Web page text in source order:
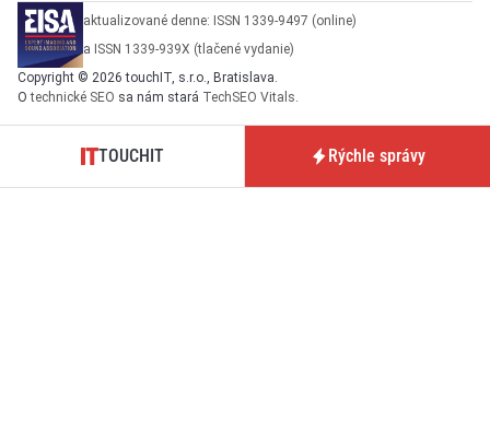
aktualizované denne: ISSN 1339-9497 (online)
a ISSN 1339-939X (tlačené vydanie)
Copyright © 2026 touchIT, s.r.o., Bratislava.
Otechnické SEO sa nám stará TechSEO Vitals.
TOUCHIT Rýchle správy